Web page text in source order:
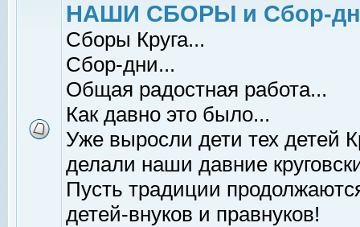
НАШИ СБОРЫ и Сбор-
Сборы Круга...
Сбор-дни...
Общая радостная работа...
Как давно это было...
Уже выросли дети тех детей
делали наши давние
Пусть традиции
детей-внуков и правнуков!